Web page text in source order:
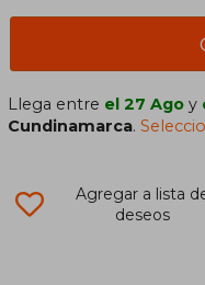
Llega entre el 27 Ago y
Cundinamarca.
Agregar a lista
deseos